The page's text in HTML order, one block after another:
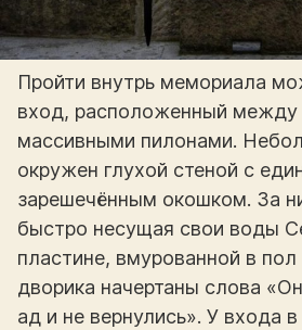
Пройти внутрь мемориала
вход, расположенный между
массивными пилонами.
окружен глухой стеной с
зарешечённым окошком. За
быстро несущая свои воды
пластине, вмурованной в
дворика начертаны слова
ад и не вернулись». У входа